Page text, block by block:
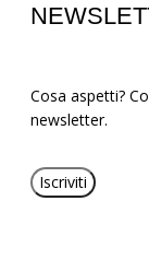
Cosa aspetti?
newsletter.
Iscriviti